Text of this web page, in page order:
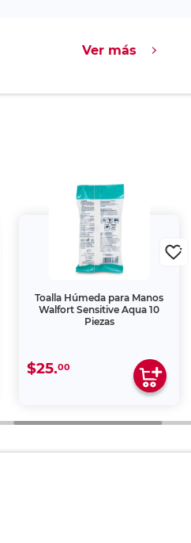
Ver más
Toalla Húmeda para Manos
Walfort Sensitive Aqua 10
Piezas
$25.00